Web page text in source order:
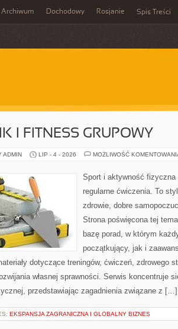
Archiwum Dochodowy Rosjanie Spis Treści
I FITNESS GRUPOWY
ADMIN LIP - 4 - 2026 MOŻLIWOŚĆ
Sport i aktywność
regularne ćwiczenia. To
zdrowie, dobre
Strona poświęcona tej
bazę porad, w którym
początkujący, jak i
dotyczące treningów, ćwiczeń, zdrowego
własnej sprawności. Serwis koncentruje
przedstawiając zagadnienia związane z […]
EKSPANSJA ZAGRANICZNA I GLOBALNY BIZNES